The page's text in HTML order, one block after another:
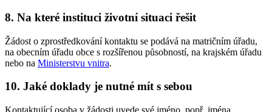
8. Na které instituci životní situaci řešit
Žádost o zprostředkování kontaktu se podává na matričním úřadu,
na obecním úřadu obce s rozšířenou působností, na krajském úřadu
nebo na Ministerstvu vnitra.
10. Jaké doklady je nutné mít s sebou
Kontaktující osoba v žádosti uvede své jméno, popř. jména,